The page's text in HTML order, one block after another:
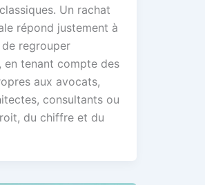
Un rachat
répond justement à
regrouper
en tenant compte des
aux avocats,
consultants ou
du chiffre et du